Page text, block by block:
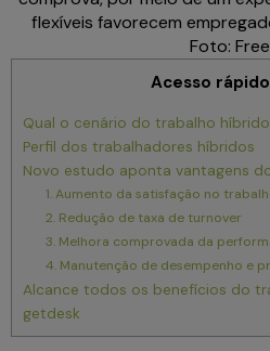
flexíveis favorecem
Foto:
Acesso rápido
Qual o cenário do trabalho
Perfil dos trabalhadores híbridos
Novo estudo aponta vantagens
1. Aumento da satisfação no
2. Redução de taxa de turnover
3. Melhora comprovada da
4. Manutenção de desempenho e
Alcance todos os benefícios do
getdesk